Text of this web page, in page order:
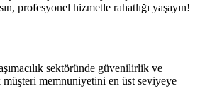
profesyonel hizmetle rahatlığı yaşayın!
sektöründe güvenilirlik ve
memnuniyetini en üst seviyeye